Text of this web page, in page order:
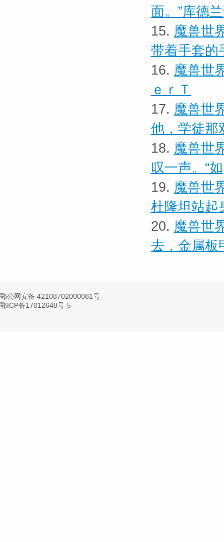
面。”库德
15. 魔兽世
带着手套的
16. 魔兽世
ｅｒＴ
17. 魔兽世
他，学徒那
18. 魔兽世
叹一声。“如
19. 魔兽世
杜隆坦站起
20. 魔兽世
去，金属板
鄂公网安备 42108702000081号
鄂ICP备17012648号-5